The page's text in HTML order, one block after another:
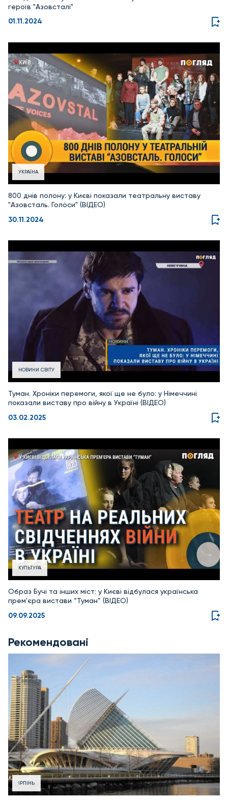
героїв "Азовсталі"
01.11.2024
УКРАЇНА
800 днів полону: у Києві показали театральну виставу
"Азовсталь. Голоси" (ВІДЕО)
30.11.2024
НОВИНИ СВІТУ
Туман. Хроніки перемоги, якої ще не було: у Німеччині
показали виставу про війну в Україні (ВІДЕО)
03.02.2025
КУЛЬТУРА
Образ Бучі та інших міст: у Києві відбулася українська
прем'єра вистави “Туман” (ВІДЕО)
09.09.2025
Рекомендовані
ІРПІНЬ